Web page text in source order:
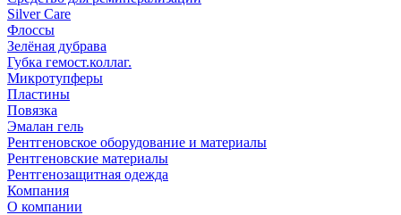
Silver Care
Флоссы
Зелёная дубрава
Губка гемост.коллаг.
Микротупферы
Пластины
Повязка
Эмалан гель
Рентгеновское оборудование и материалы
Рентгеновские материалы
Рентгенозащитная одежда
Компания
О компании